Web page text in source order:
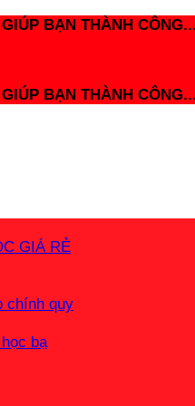
BẠN THÀNH
BẠN THÀNH
GIÁ RẺ
chính quy
bạ